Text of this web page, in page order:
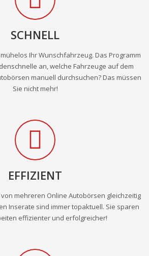
SCHNELL
Ihr Wunschfahrzeug. Das Programm
an, welche Fahrzeuge auf dem
manuell durchsuchen? Das müssen
Sie nicht mehr!
EFFIZIENT
mehreren Online Autobörsen gleichzeitig
Inserate sind immer topaktuell. Sie sparen
effizienter und erfolgreicher!